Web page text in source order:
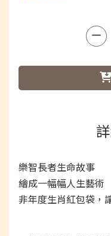
樂智長者生命故事
繪成一幅幅人生藝術
非年度生肖紅包袋，